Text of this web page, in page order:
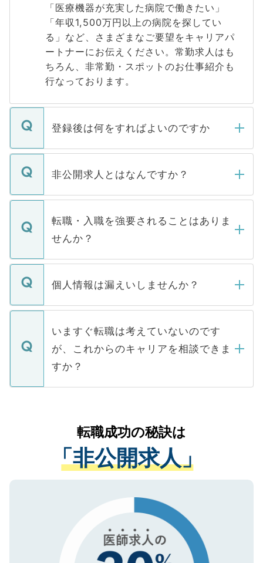
「医療機器が充実した病院で働きたい」
「年収1,500万円以上の病院を探してい
る」など、さまざまなご要望をキャリアパ
ートナーにお伝えください。常勤求人はも
ちろん、非常勤・スポットのお仕事紹介も
行なっております。
登録後は何をすればよいのですか
ご登録いただきましたら、弊社担当者がご
登録内容を確認し、その後メールもしくは
ます。通常、5営業日以内にはご連絡をせて
いただきますので、しばらくお待ちくださ
非公開求人とはなんですか？
マイナビDOCTORで取り扱っている求人の
うち約3割は、Webサイトからご覧いただ
けない「非公開求人」です。非公開求人は
下記の理由によって、一般には公開してい
ません。
■応募殺到を避けるため 人気のある医療機
関を公にしてしまうと、応募が殺到する場
に、医療機関が求める条件に合った人材の
みを人材紹介会社に依頼するケースが増え
ています。
転職・入職を強要されることはありま
せんか？
転職・入職を強要することは一切ありませ
ん。また、仮に応募先から内定をいただい
定を承諾する必要はありません。内定先へ
の辞退の連絡はキャリアパートナーが行い
個人情報は漏えいしませんか？
個人情報が漏えいすることはありませんの
で、ご安心ください。当サイトからの登録
などで収集したご登録者様の個人情報は、
ご本人のキャリアアップおよび転職活動の
支援を目的に使用いたします。お預かりし
ているすべての個人データはご本人の許可
は、個人情報の取り扱いについての厳密な
管理基準を満たした事業者のみに付与され
る、プライバシーマークを取得済みです。
で、機密保持に関してもご安心ください。
いますぐ転職は考えていないのです
が、これからのキャリアを相談できま
すか？
かがいして、現在の医療機関の状況や紹介
経験をまじえながら、適切なアドバイスを
させていただきます。すぐにご転職をされ
ない方には、長期的なサポートが可能です
ので、まずはご登録ください。
転職成功の秘訣は
「非公開求人」